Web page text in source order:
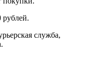
рублей.
служба,